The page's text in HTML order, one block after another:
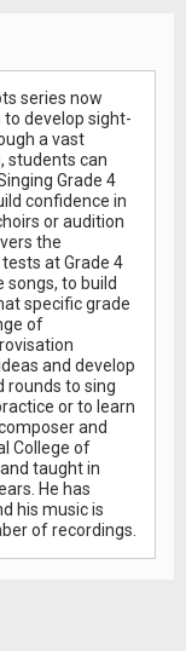
series now
develop sight-
a vast
students can
Grade 4
confidence in
or audition
the
at Grade 4
songs, to build
specific grade
of
and develop
rounds to sing
or to learn
and
College of
taught in
He has
his music is
of recordings.